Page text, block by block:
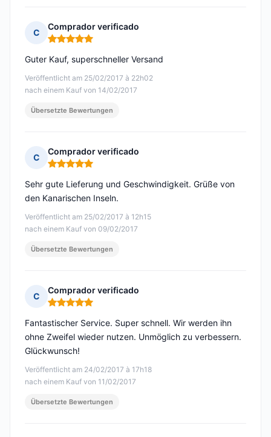
C
Comprador verificado
Hinweis: 5 von 5
Veröffentlicht am 25/02/2017 à 22h02
nach einem Kauf von 14/02/2017
Guter Kauf, superschneller Versand
Übersetzte Bewertungen
C
Comprador verificado
Hinweis: 5 von 5
Veröffentlicht am 25/02/2017 à 12h15
nach einem Kauf von 09/02/2017
Sehr gute Lieferung und Geschwindigkeit. Grüße von
den Kanarischen Inseln.
Übersetzte Bewertungen
C
Comprador verificado
Hinweis: 5 von 5
Veröffentlicht am 24/02/2017 à 17h18
nach einem Kauf von 11/02/2017
Fantastischer Service. Super schnell. Wir werden ihn
ohne Zweifel wieder nutzen. Unmöglich zu verbessern.
Glückwunsch!
Übersetzte Bewertungen